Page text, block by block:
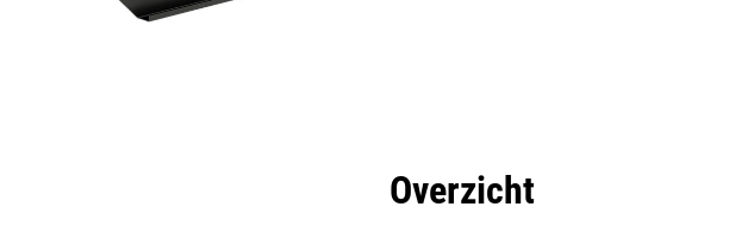
Overzicht